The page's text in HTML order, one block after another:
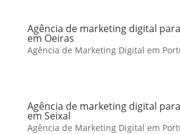
Agência de marketing digital
em Oeiras
Agência de Marketing Digital em
Agência de marketing digital
em Seixal
Agência de Marketing Digital em